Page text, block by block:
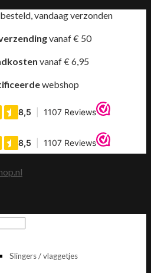
vandaag verzonden
vanaf € 50
vanaf € 6,95
webshop
Slingers / vlaggetjes